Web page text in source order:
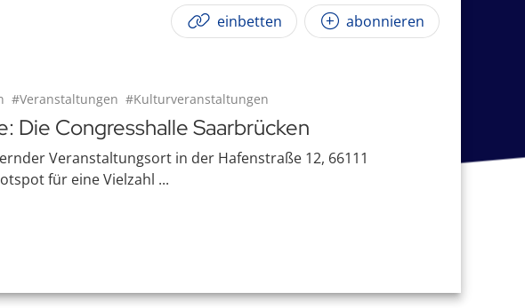
einbetten abonnieren
#Veranstaltungen #Kulturveranstaltungen
Die Congresshalle Saarbrücken
Veranstaltungsort in der Hafenstraße 12, 66111
für eine Vielzahl ...